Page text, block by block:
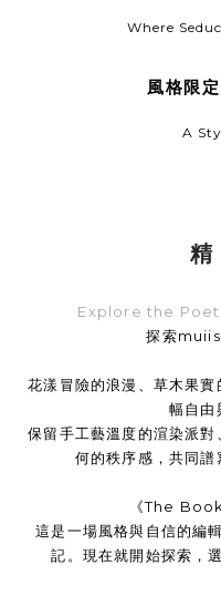
Where
風格限
A
精
Explore the
探索
花漾冒險的浪漫、草木果
幅自由
保留手工藝溫度的渲染派
何的秩序感，共同譜
《The
這是一場風格與自信的編
記。現在就開始探索，